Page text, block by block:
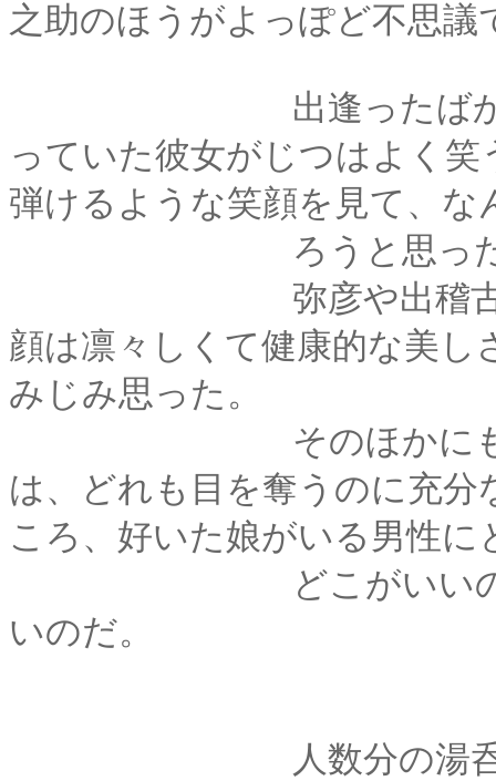
之助のほうがよっぽど不思議
出逢ったばかりの頃
っていた彼女がじつはよく
弾けるような笑顔を見て、な
ろうと思った
弥彦や出稽古先の門
顔は凛々しくて健康的な美
みじみ思った。
そのほかにも、日常
は、どれも目を奪うのに充
ころ、好いた娘がいる男性に
どこがいいのか訊か
いのだ。
人数分の湯呑を用意